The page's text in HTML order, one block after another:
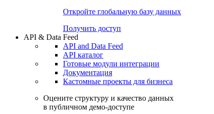
Откройте глобальную базу данных
Получить доступ
API & Data Feed
API and Data Feed
API каталог
Готовые модули интеграции
Документация
Кастомные проекты для бизнеса
Оцените структуру и качество данных
в публичном демо-доступе